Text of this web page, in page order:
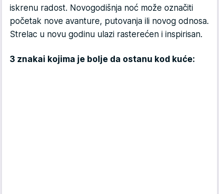
iskrenu radost. Novogodišnja noć može označiti
početak nove avanture, putovanja ili novog odnosa.
Strelac u novu godinu ulazi rasterećen i inspirisan.
3 znakai kojima je bolje da ostanu kod kuće: